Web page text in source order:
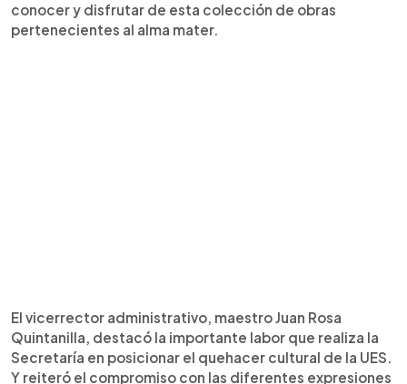
conocer y disfrutar de esta colección de obras
pertenecientes al alma mater.
El vicerrector administrativo, maestro Juan Rosa
Quintanilla, destacó la importante labor que realiza la
Secretaría en posicionar el quehacer cultural de la UES.
Y reiteró el compromiso con las diferentes expresiones